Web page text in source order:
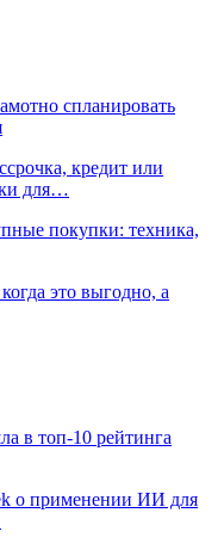
спланировать
кредит или
для…
покупки: техника,
это выгодно, а
в топ-10 рейтинга
о применении ИИ для